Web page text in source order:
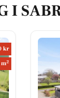
I
kr
m2